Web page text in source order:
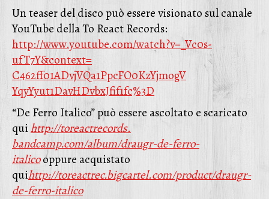
Un teaser del disco può essere visionato sul canale
YouTube della To React Records:
http://www.youtube.com/watch?v=_Vc0s-
ufT7Y&context=
C462ff01ADvjVQa1PpcFO0KzYjmogV
YqyYyut1DavHDvbxJfif1fc%3D
“De Ferro Italico” può essere ascoltato e scaricato
quihttp://toreactrecords.
bandcamp.com/album/draugr-de-ferro-
italicooppure acquistato
quihttp://toreactrec.bigcartel.com/product/draugr-
de-ferro-italico